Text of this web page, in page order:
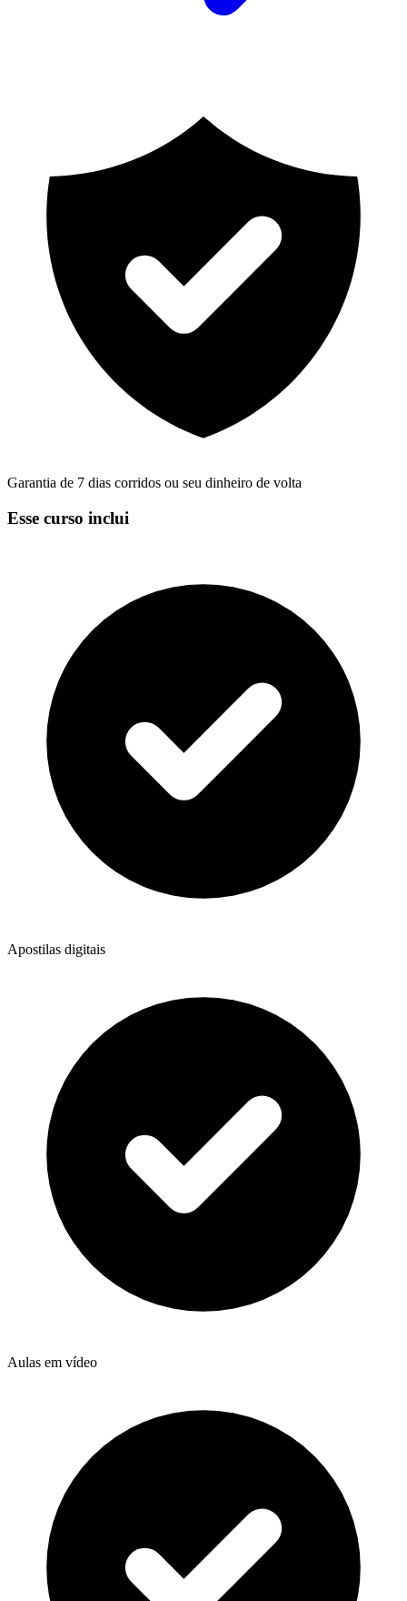
Garantia de 7 dias corridos ou seu dinheiro de volta
Esse curso inclui
Apostilas digitais
Aulas em vídeo